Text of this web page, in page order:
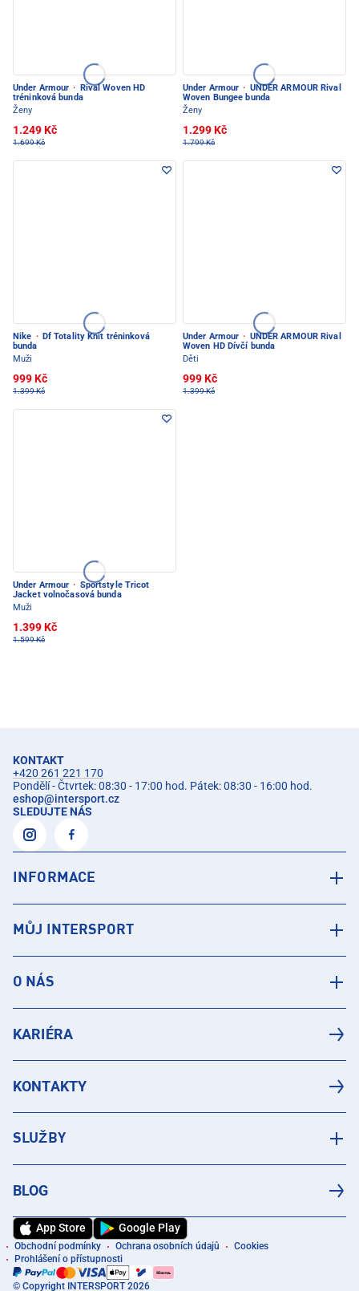
Under Armour ·
Rival Woven HD
tréninková bunda
Ženy
1.249 Kč
1.699 Kč
Under Armour · UNDER ARMOUR Rival
Woven Bungee bunda
Ženy
1.299 Kč
1.799 Kč
Nike · Df Totality Knit tréninková
bunda
Muži
999 Kč
1.399 Kč
Under Armour · UNDER ARMOUR Rival
Woven HD Dívčí bunda
Děti
999 Kč
1.399 Kč
Under Armour · Sportstyle Tricot
Jacket volnočasová bunda
Muži
1.399 Kč
1.599 Kč
KONTAKT
+420 261 221 170
Pondělí - Čtvrtek: 08:30 - 17:00 hod. Pátek: 08:30 - 16:00 hod.
eshop@intersport.cz
SLEDUJTE NÁS
INFORMACE
MŮJ INTERSPORT
O NÁS
KARIÉRA
KONTAKTY
SLUŽBY
BLOG
App Store Google Play
Obchodní podmínky Ochrana osobních údajů
Cookies
Prohlášení o přístupnosti
© Copyright INTERSPORT 2026